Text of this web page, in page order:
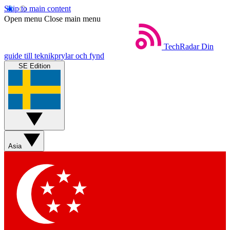
Skip to main content
Open menu Close main menu
TechRadar Din
guide till teknikprylar och fynd
SE Edition
Asia